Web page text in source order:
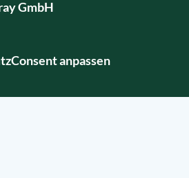
GmbH
Consent anpassen